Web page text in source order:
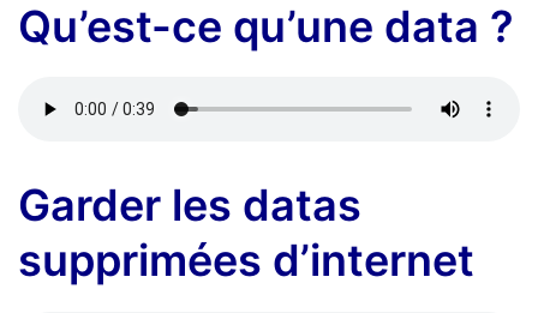
Qu’est-ce qu’une data ?
Garder les datas
supprimées d’internet